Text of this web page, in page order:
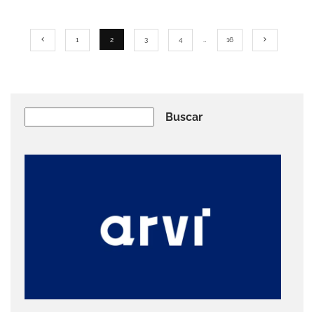
1 2 3 4 16
Buscar